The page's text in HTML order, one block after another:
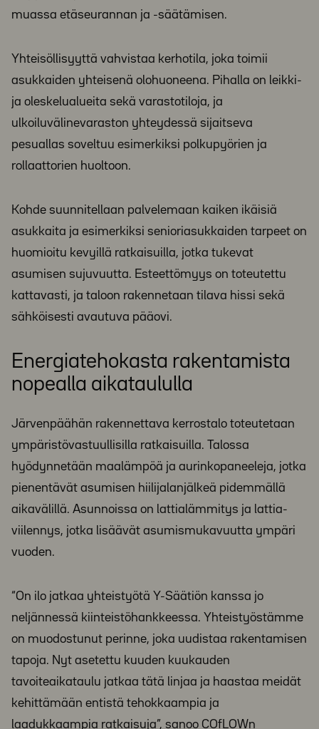
muassa etäseurannan ja -säätämisen.
Yhteisöllisyyttä vahvistaa kerhotila, joka toimii
asukkaiden yhteisenä olohuoneena. Pihalla on leikki-
ja oleskelualueita sekä varastotiloja, ja
ulkoiluvälinevaraston yhteydessä sijaitseva
pesuallas soveltuu esimerkiksi polkupyörien ja
rollaattorien huoltoon.
Kohde suunnitellaan palvelemaan kaiken ikäisiä
asukkaita ja esimerkiksi senioriasukkaiden tarpeet on
huomioitu kevyillä ratkaisuilla, jotka tukevat
asumisen sujuvuutta. Esteettömyys on toteutettu
kattavasti, ja taloon rakennetaan tilava hissi sekä
sähköisesti avautuva pääovi.
Energiatehokasta rakentamista
nopealla aikataululla
Järvenpäähän rakennettava kerrostalo toteutetaan
ympäristövastuullisilla ratkaisuilla. Talossa
hyödynnetään maalämpöä ja aurinkopaneeleja, jotka
pienentävät asumisen hiilijalanjälkeä pidemmällä
aikavälillä. Asunnoissa on lattialämmitys ja lattia­
viilennys, jotka lisäävät asumismukavuutta ympäri
vuoden.
“On ilo jatkaa yhteistyötä Y-Säätiön kanssa jo
neljännessä kiinteistöhankkeessa. Yhteistyöstämme
on muodostunut perinne, joka uudistaa rakentamisen
tapoja. Nyt asetettu kuuden kuukauden
tavoiteaikataulu jatkaa tätä linjaa ja haastaa meidät
kehittämään entistä tehokkaampia ja
laadukkaampia ratkaisuja”, sanoo COfLOWn